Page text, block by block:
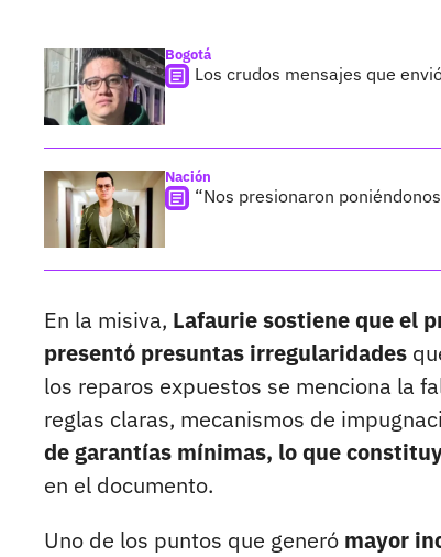
Bogotá
Los crudos mensajes que
Nación
“Nos presionaron
En la misiva, Lafaurie sostiene que el
presentó presuntas irregularidades
los reparos expuestos se menciona la
reglas claras, mecanismos de
de garantías mínimas, lo que
en el documento.
Uno de los puntos que generó mayor